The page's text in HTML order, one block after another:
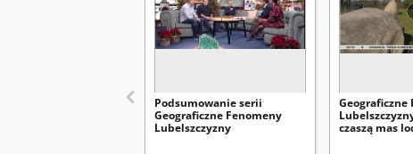
Podsumowanie serii
Geograficzne Fenomeny
Lubelszczyzny
Geograficzne
czaszą mas